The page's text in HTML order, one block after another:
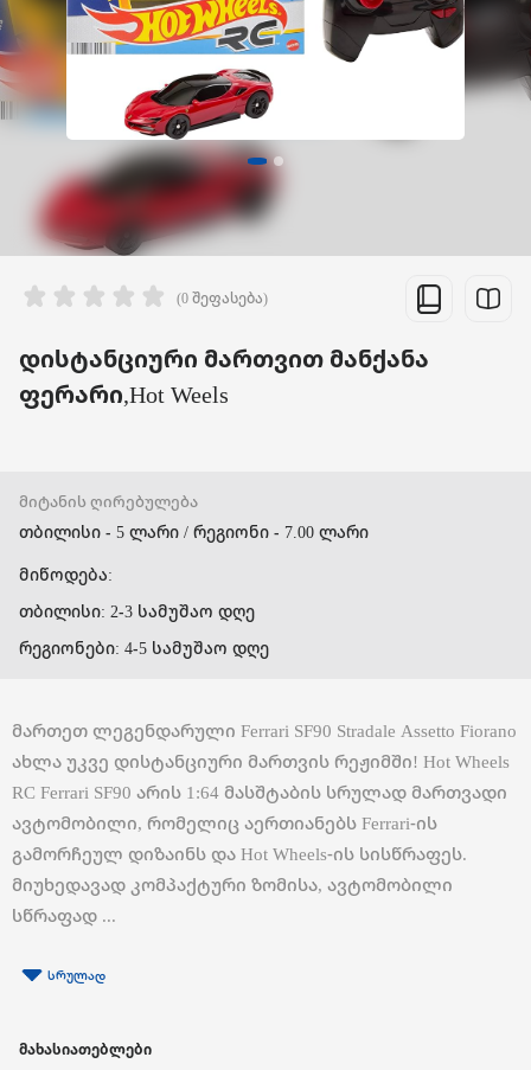
(0 შეფასება)
დისტანციური მართვით მანქანა
ფერარი,Hot Weels
მიტანის ღირებულება
თბილისი - 5 ლარი / რეგიონი - 7.00 ლარი
მიწოდება:
თბილისი: 2-3 სამუშაო დღე
რეგიონები: 4-5 სამუშაო დღე
მართეთ ლეგენდარული Ferrari SF90 Stradale Assetto Fiorano
ახლა უკვე დისტანციური მართვის რეჟიმში! Hot Wheels
RC Ferrari SF90 არის 1:64 მასშტაბის სრულად მართვადი
ავტომობილი, რომელიც აერთიანებს Ferrari-ის
გამორჩეულ დიზაინს და Hot Wheels-ის სისწრაფეს.
მიუხედავად კომპაქტური ზომისა, ავტომობილი
სწრაფად ...
სრულად
მახასიათებლები